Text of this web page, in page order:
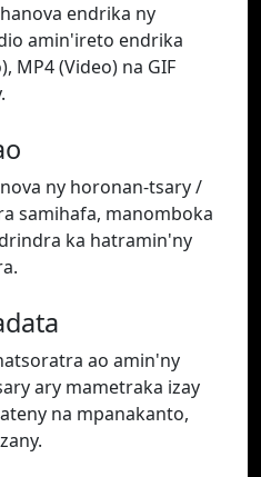
endrika ny
amin'ireto endrika
MP4 (Video) na GIF
ny horonan-tsary /
samihafa, manomboka
ka hatramin'ny
ao amin'ny
ary mametraka izay
na mpanakanto,